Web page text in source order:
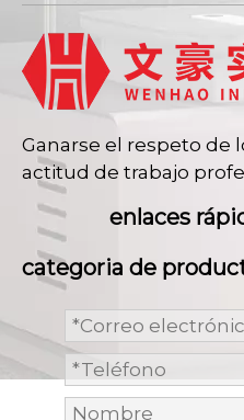
Ganarse el respeto de
actitud de trabajo
enlaces
categoria de